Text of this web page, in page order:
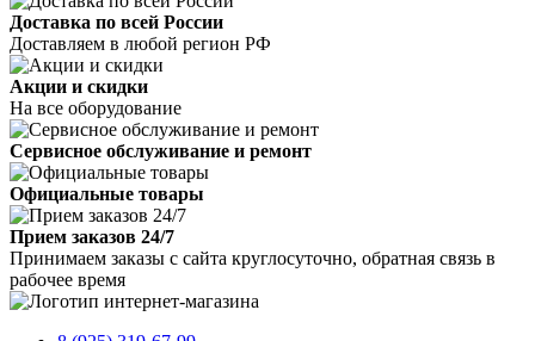
Доставка по всей России
Доставляем в любой регион РФ
Акции и скидки
На все оборудование
Сервисное обслуживание и ремонт
Официальные товары
Прием заказов 24/7
Принимаем заказы с сайта круглосуточно, обратная связь в
рабочее время